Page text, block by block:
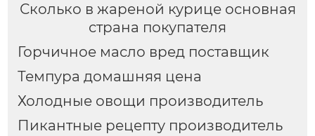
Сколько в жареной курице основная
страна покупателя
Горчичное масло вред поставщик
Темпура домашняя цена
Холодные овощи производитель
Пикантные рецепту производитель